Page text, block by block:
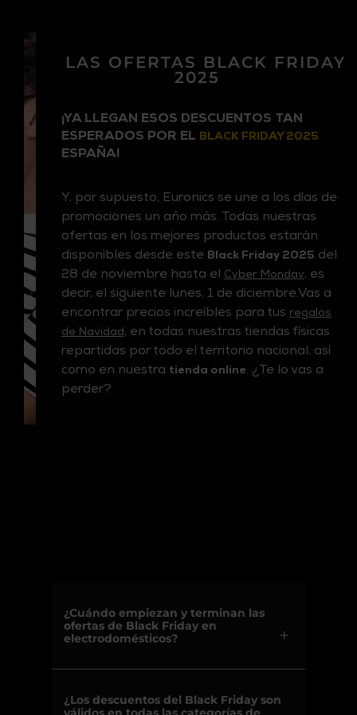
LAS OFERTAS BLACK FRIDAY
2025
¡YA LLEGAN ESOS DESCUENTOS TAN
ESPERADOS POR EL BLACK FRIDAY 2025
ESPAÑA!
Y, por supuesto, Euronics se une a los días de
promociones un año más. Todas nuestras
ofertas en los mejores productos estarán
disponibles desde este Black Friday 2025 del
28 de noviembre hasta el Cyber Monday, es
decir, el siguiente lunes, 1 de diciembre.Vas a
encontrar precios increíbles para tus regalos
de Navidad, en todas nuestras tiendas físicas
repartidas por todo el territorio nacional, así
como en nuestra tienda online. ¿Te lo vas a
perder?
¿Cuándo empiezan y terminan las
ofertas de Black Friday en
electrodomésticos?
¿Los descuentos del Black Friday son